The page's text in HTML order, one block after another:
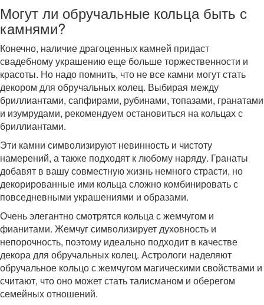
Могут ли обручальные кольца быть с
камнями?
Конечно, наличие драгоценных камней придаст
свадебному украшению еще больше торжественности и
красоты. Но надо помнить, что не все камни могут стать
декором для обручальных колец. Выбирая между
бриллиантами, сапфирами, рубинами, топазами, гранатами
и изумрудами, рекомендуем остановиться на кольцах с
бриллиантами.
Эти камни символизируют невинность и чистоту
намерений, а также подходят к любому наряду. Гранаты
добавят в вашу совместную жизнь немного страсти, но
декорированные ими кольца сложно комбинировать с
повседневными украшениями и образами.
Очень элегантно смотрятся кольца с жемчугом и
фианитами. Жемчуг символизирует духовность и
непорочность, поэтому идеально подходит в качестве
декора для обручальных колец. Астрологи наделяют
обручальное кольцо с жемчугом магическими свойствами и
считают, что оно может стать талисманом и оберегом
семейных отношений.